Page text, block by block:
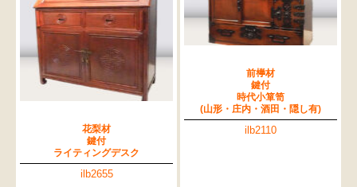
花梨材
鍵付
ライティングデスク
ilb2655
前﨔材
鍵付
時代小箪笥
(山形・庄内・酒田・隠し有)
ilb2110